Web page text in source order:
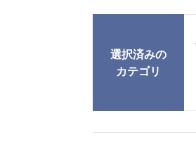
選択済みの
カテゴリ